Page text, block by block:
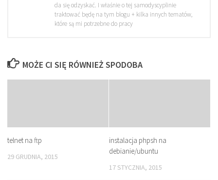
da się odzyskać. I właśnie o tej samodyscyplinie
traktować będę na tym blogu + kilka innych tematów,
które są mi potrzebne do pracy
MOŻE CI SIĘ RÓWNIEŻ SPODOBA
telnet na ftp
29 GRUDNIA, 2015
instalacja phpsh na
debianie/ubuntu
17 STYCZNIA, 2015